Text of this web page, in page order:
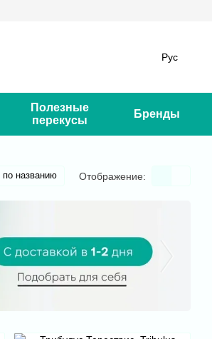
Рус
Полезные
перекусы
Бренды
по названию Отображение: